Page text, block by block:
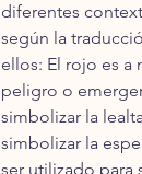
diferentes
según la
ellos: El rojo es a
peligro o
simbolizar la
simbolizar la
ser utilizado para